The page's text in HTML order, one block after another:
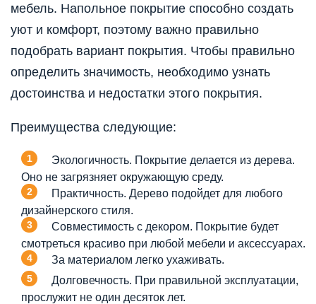
мебель. Напольное покрытие способно создать
уют и комфорт, поэтому важно правильно
подобрать вариант покрытия. Чтобы правильно
определить значимость, необходимо узнать
достоинства и недостатки этого покрытия.
Преимущества следующие:
Экологичность. Покрытие делается из дерева.
Оно не загрязняет окружающую среду.
Практичность. Дерево подойдет для любого
дизайнерского стиля.
Совместимость с декором. Покрытие будет
смотреться красиво при любой мебели и аксессуарах.
За материалом легко ухаживать.
Долговечность. При правильной эксплуатации,
прослужит не один десяток лет.